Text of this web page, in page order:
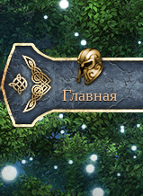
Главная